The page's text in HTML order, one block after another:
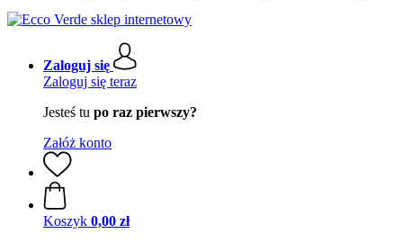
Zaloguj się
Zaloguj się teraz
Jesteś tu po raz pierwszy?
Załóż konto
Koszyk 0,00 zł